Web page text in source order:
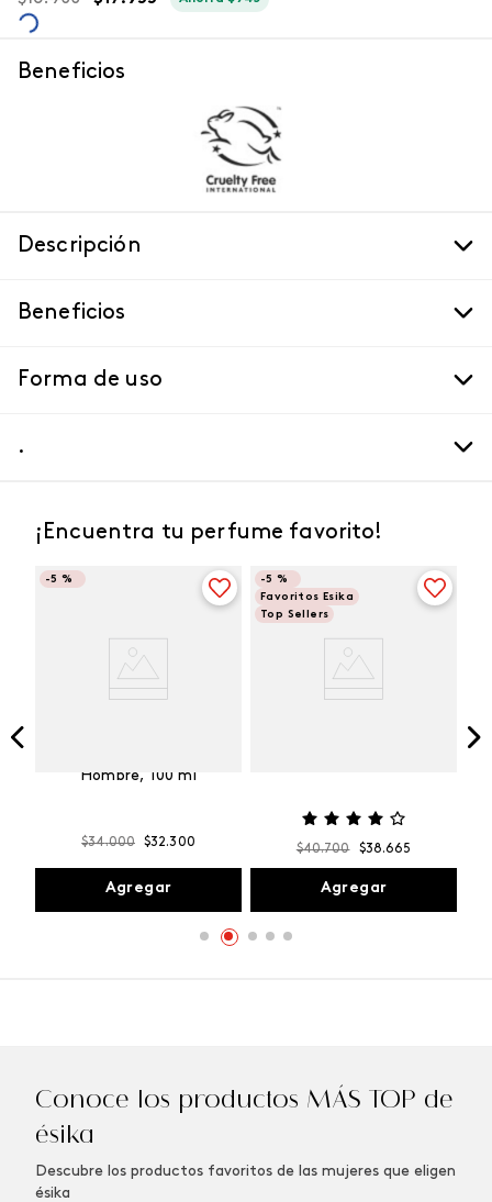
Beneficios
Descripción
Beneficios
Forma de uso
.
¡Encuentra tu perfume favorito!
-5 %
Hombre, 100 ml
$34.000 $32.300
Agregar
-5 %
Favoritos Esika
Top Sellers
$40.700 $38.665
Agregar
Conoce los productos MÁS TOP de
ésika
Descubre los productos favoritos de las mujeres que eligen
ésika